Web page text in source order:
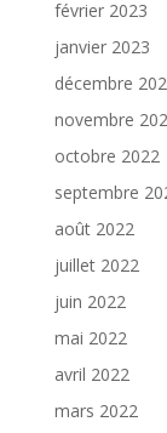
février 2023
janvier 2023
décembre
novembre
octobre 2022
septembre
août 2022
juillet 2022
juin 2022
mai 2022
avril 2022
mars 2022